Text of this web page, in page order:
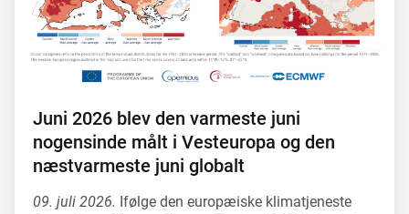
Juni 2026 blev den varmeste juni
nogensinde målt i Vesteuropa og den
næstvarmeste juni globalt
09. juli 2026. Ifølge den europæiske klimatjeneste